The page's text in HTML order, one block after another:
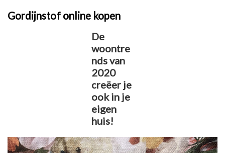
Projecten
Gordijnstof online kopen
De
woontre
nds van
2020
creëer je
ook in je
eigen
huis!